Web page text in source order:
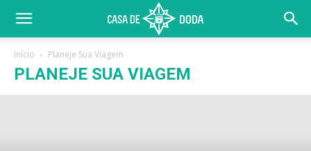
Início Planeje Sua Viagem
PLANEJE SUA VIAGEM